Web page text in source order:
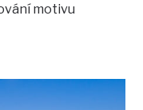
motivu